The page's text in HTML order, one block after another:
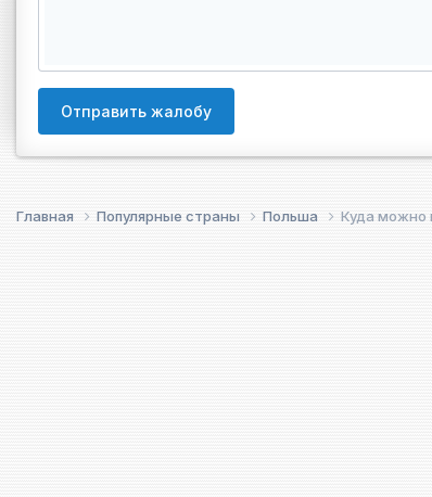
Отправить жалобу
Главная Популярные страны Польша Куда можно